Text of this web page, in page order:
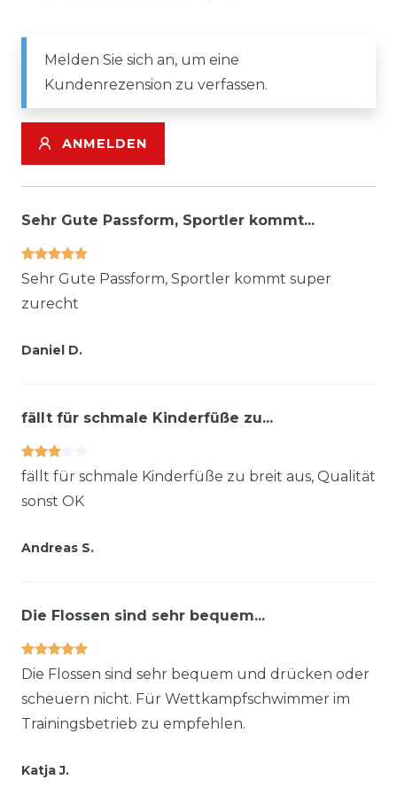
Melden Sie sich an, um eine
Kundenrezension zu verfassen.
ANMELDEN
Sehr Gute Passform, Sportler kommt...
Sehr Gute Passform, Sportler kommt super
zurecht
Daniel D.
fällt für schmale Kinderfüße zu...
fällt für schmale Kinderfüße zu breit aus, Qualität
sonst OK
Andreas S.
Die Flossen sind sehr bequem...
Die Flossen sind sehr bequem und drücken oder
scheuern nicht. Für Wettkampfschwimmer im
Trainingsbetrieb zu empfehlen.
Katja J.